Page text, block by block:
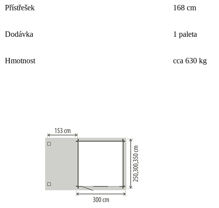
Přístřešek 168 cm
Dodávka 1 paleta
Hmotnost cca 630 kg